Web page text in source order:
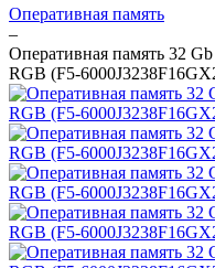
Оперативная память
–
Оперативная память 32
RGB (F5-